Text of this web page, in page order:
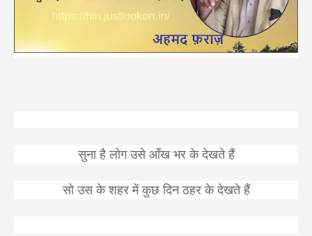
सुना है लोग उसे आँख भर के देखते हैं
सो उस के शहर में कुछ दिन ठहर के देखते हैं